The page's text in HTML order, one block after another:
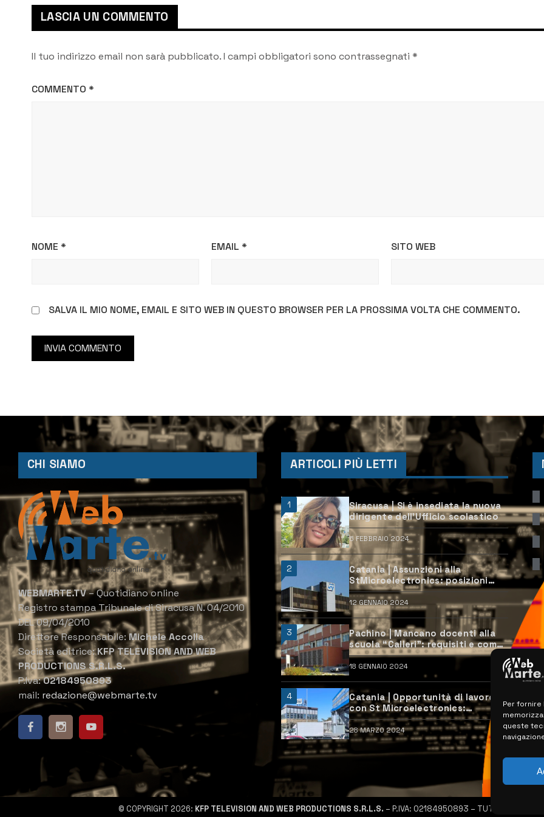
Per
queste
industriale e nella
pubblica
LASCIA UN COMMENTO
Il tuo indirizzo email non sarà pubblicato.I campi obbligatori sono contrassegnati *
COMMENTO *
NOME * EMAIL * SITO WEB
SALVA IL MIO NOME, EMAIL E SITO WEB IN QUESTO BROWSER PER LA PROSSIMA VOLTA CHE COMMENTO.
CHI SIAMO
WEBMARTE.TV– Quotidiano online
Registro stampa Tribunale di Siracusa N. 04/2010
DEL 09/04/2010
Direttore Responsabile:Michele Accolla
Società editrice:KFP TELEVISION AND WEB
PRODUCTIONS S.R.L.S.
P.Iva:02184950893
mail: redazione@webmarte.tv
ARTICOLI PIÙ LETTI
1
Siracusa | Si è insediata la nuova
dirigente dell’Ufficio scolastico
6 FEBBRAIO 2024
2
Catania | Assunzioni alla
StMicroelectronics: posizioni
aperte e come candidarsi
12 GENNAIO 2024
3
Pachino | Mancano docenti alla
scuola “Calleri”: requisiti e come
candidarsi
18 GENNAIO 2024
4
Catania | Opportunità di lavoro
con St Microelectronics:
centinaia di assunzioni previste
28 MARZO 2024
© COPYRIGHT 2026: KFP TELEVISION AND WEB PRODUCTIONS S.R.L.S. – P.IVA: 02184950893 – TUTTI I DIRITTI